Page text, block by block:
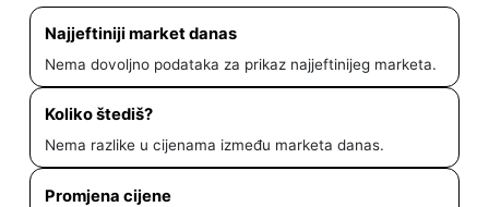
Najjeftiniji market danas
Nema dovoljno podataka za prikaz najjeftinijeg marketa.
Koliko štediš?
Nema razlike u cijenama između marketa danas.
Promjena cijene